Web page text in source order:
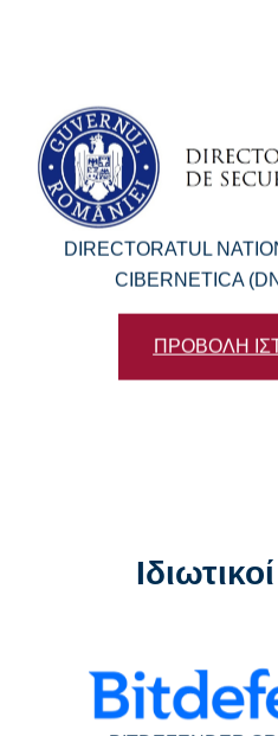
DIRECTORATUL
CIBERNETICA
ΠΡΟΒΟΛΗ